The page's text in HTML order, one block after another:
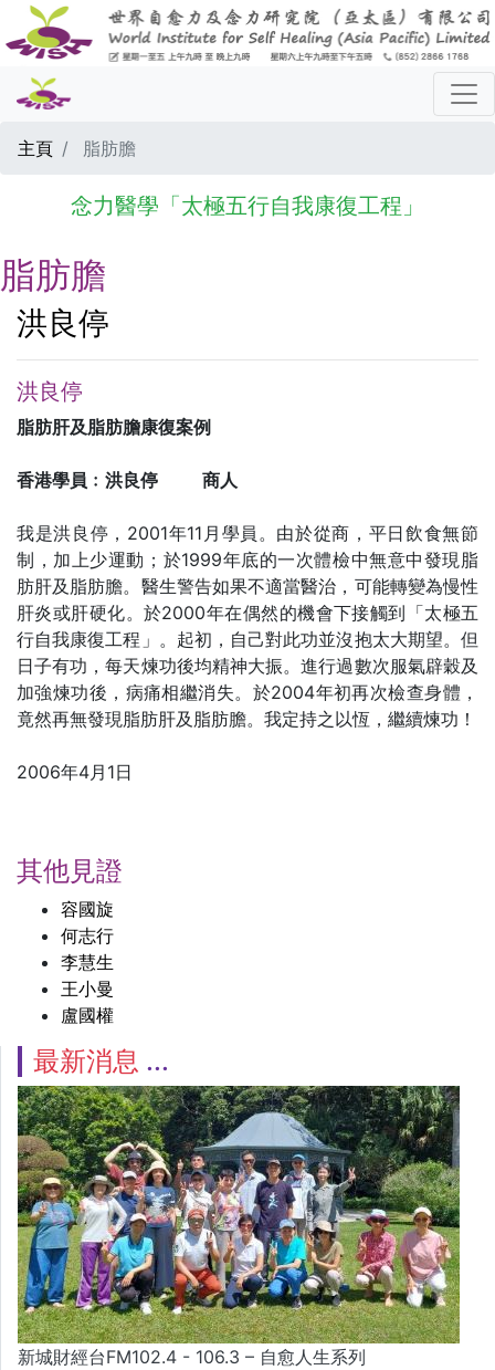
主頁 脂肪膽
念力醫學「太極五行自我康復工程」
脂肪膽
洪良停
洪良停
脂肪肝及脂肪膽康復案例
香港學員﹕洪良停 商人
我是洪良停，2001年11月學員。由於從商，平日飲食無節
制，加上少運動；於1999年底的一次體檢中無意中發現脂
肪肝及脂肪膽。醫生警告如果不適當醫治，可能轉變為慢性
肝炎或肝硬化。於2000年在偶然的機會下接觸到「太極五
行自我康復工程」。起初，自己對此功並沒抱太大期望。但
日子有功，每天煉功後均精神大振。進行過數次服氣辟穀及
加強煉功後，病痛相繼消失。於2004年初再次檢查身體，
竟然再無發現脂肪肝及脂肪膽。我定持之以恆，繼續煉功！
2006年4月1日
其他見證
容國旋
何志行
李慧生
王小曼
盧國權
最新消息
新城財經台FM102.4 - 106.3 – 自愈人生系列